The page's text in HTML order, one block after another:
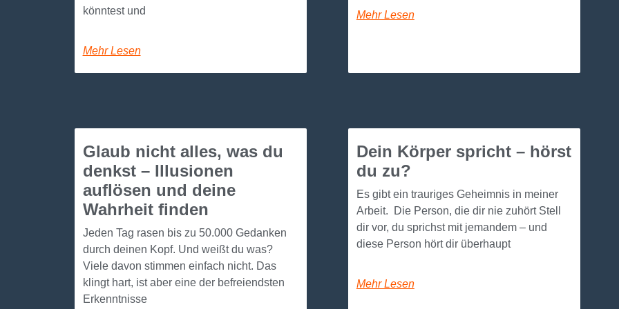
könntest und
Mehr Lesen
Mehr Lesen
Glaub nicht alles, was du
denkst – Illusionen
auflösen und deine
Wahrheit finden
Jeden Tag rasen bis zu 50.000 Gedanken
durch deinen Kopf. Und weißt du was?
Viele davon stimmen einfach nicht. Das
klingt hart, ist aber eine der befreiendsten
Erkenntnisse
Dein Körper spricht – hörst
du zu?
Es gibt ein trauriges Geheimnis in meiner
Arbeit. Die Person, die dir nie zuhört Stell
dir vor, du sprichst mit jemandem – und
diese Person hört dir überhaupt
Mehr Lesen